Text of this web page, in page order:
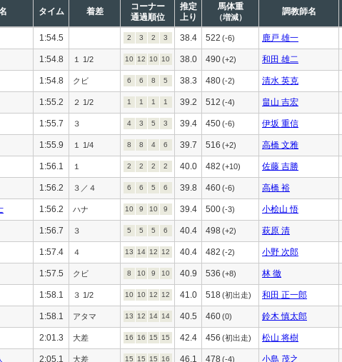
タイム 着差
コーナー
通過順位
推定
上り
馬体重
（増減）
調教師名
1:54.5 2 3 2 3 38.4 522 (-6) 鹿戸 雄一
1:54.8 １ 1/2 10 12 10 10 38.0 490(+2) 和田 雄二
1:54.8 クビ 6 6 8 5 38.3 480(-2) 清水 英克
1:55.2 ２ 1/2 1 1 1 1 39.2 512 (-4) 畠山 吉宏
1:55.7 ３ 4 3 5 3 39.4 450(-6) 伊坂 重信
1:55.9 １ 1/4 8 8 4 6 39.7 516 (+2) 高橋 文雅
1:56.1 １ 2 2 2 2 40.0 482 (+10) 佐藤 吉勝
1:56.2 ３／４ 6 6 5 6 39.8 460(-6) 高橋 裕
1:56.2 ハナ 10 9 10 9 39.4 500(-3) 小桧山 悟
1:56.7 ３ 5 5 5 6 40.4 498 (+2) 萩原 清
1:57.4 ４ 13 14 12 12 40.4 482 (-2) 小野 次郎
1:57.5 クビ 8 10 9 10 40.9 536 (+8) 林 徹
1:58.1 ３ 1/2 10 10 12 12 41.0 518(初出走) 和田 正一郎
1:58.1 アタマ 13 12 14 14 40.5 460(0) 鈴木 慎太郎
2:01.3 大差 16 16 15 15 42.4 456 (初出走) 松山 将樹
2:05.1 大差 15 15 15 16 46.1 478 (-4) 小島 茂之